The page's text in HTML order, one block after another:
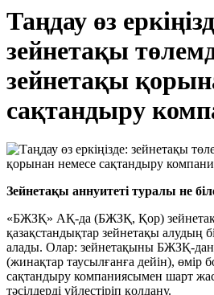
Таңдау өз
зейнетақы
зейнетақы
сақтандыру
Зейнетақы аннуитеті туралы не
«БЖЗҚ» АҚ-да (БЖЗҚ, Қор)
қазақстандықтар зейнетақы алудың
алады. Олар: зейнетақыны БЖЗҚ-
(жинақтар таусылғанға дейін), өмір
сақтандыру компаниясымен шарт
тәсілдерді үйлестіріп қолдану.